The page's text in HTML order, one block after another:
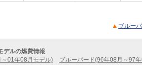
ブルー
デルの燃費情報
01年08月モデル)
ブルーバード(96年08月～97